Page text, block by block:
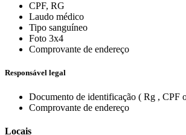
CPF, RG
Laudo médico
Tipo sanguíneo
Foto 3x4
Comprovante de endereço
Responsável legal
Documento de identificação ( Rg , CPF
Comprovante de endereço
Locais